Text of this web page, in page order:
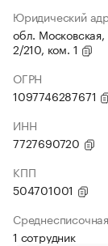
Юридический
обл.
2/210, ком. 1
ОГРН
1097746287671
ИНН
7727690720
КПП
504701001
1 сотрудник